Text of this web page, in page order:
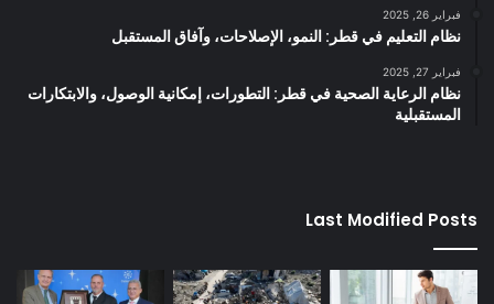
فبراير 26, 2025
نظام التعليم في قطر: النمو، الإصلاحات، وآفاق المستقبل
فبراير 27, 2025
نظام الرعاية الصحية في قطر: التطورات، إمكانية الوصول، والابتكارات
المستقبلية
Last Modified Posts